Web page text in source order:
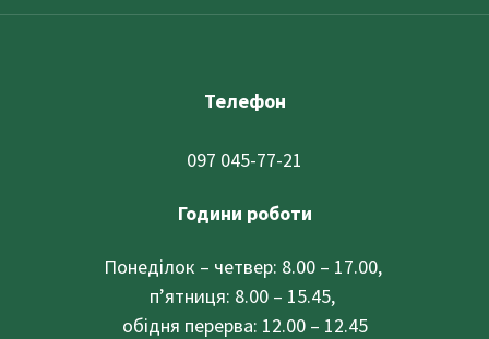
Телефон
097 045-77-21
Години роботи
Понеділок – четвер: 8.00 – 17.00,
п’ятниця: 8.00 – 15.45,
обідня перерва: 12.00 – 12.45